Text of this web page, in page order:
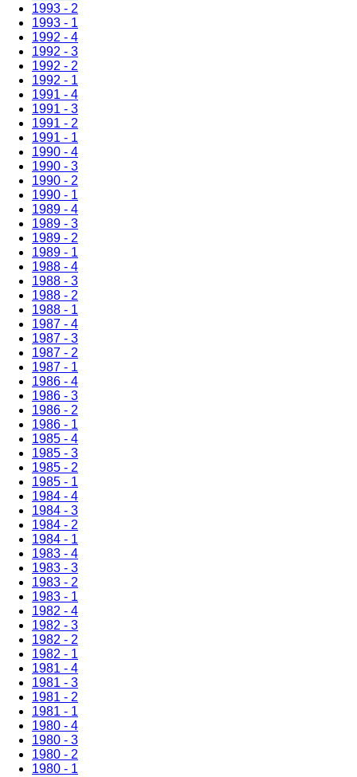
1993 - 2
1993 - 1
1992 - 4
1992 - 3
1992 - 2
1992 - 1
1991 - 4
1991 - 3
1991 - 2
1991 - 1
1990 - 4
1990 - 3
1990 - 2
1990 - 1
1989 - 4
1989 - 3
1989 - 2
1989 - 1
1988 - 4
1988 - 3
1988 - 2
1988 - 1
1987 - 4
1987 - 3
1987 - 2
1987 - 1
1986 - 4
1986 - 3
1986 - 2
1986 - 1
1985 - 4
1985 - 3
1985 - 2
1985 - 1
1984 - 4
1984 - 3
1984 - 2
1984 - 1
1983 - 4
1983 - 3
1983 - 2
1983 - 1
1982 - 4
1982 - 3
1982 - 2
1982 - 1
1981 - 4
1981 - 3
1981 - 2
1981 - 1
1980 - 4
1980 - 3
1980 - 2
1980 - 1